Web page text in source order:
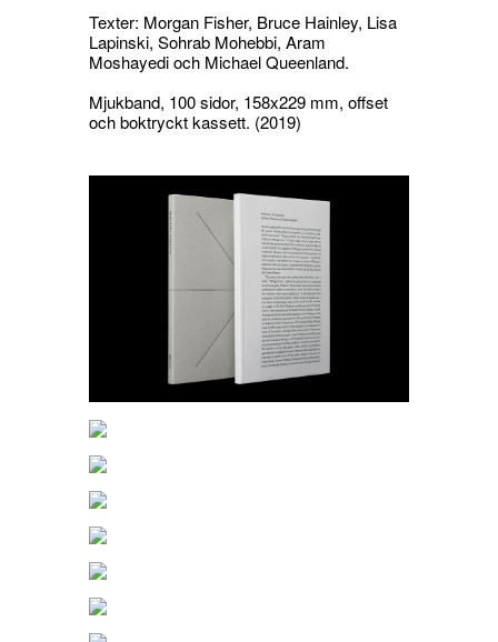
Texter: Morgan Fisher, Bruce Hainley, Lisa
Lapinski, Sohrab Mohebbi, Aram
Moshayedi och Michael Queenland.
Mjukband, 100 sidor, 158x229 mm, offset
och boktryckt kassett. (2019)